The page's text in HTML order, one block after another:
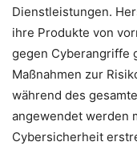
Dienstleistungen.
ihre Produkte von
gegen Cyberangriffe
Maßnahmen zur
während des
angewendet werden
Cybersicherheit